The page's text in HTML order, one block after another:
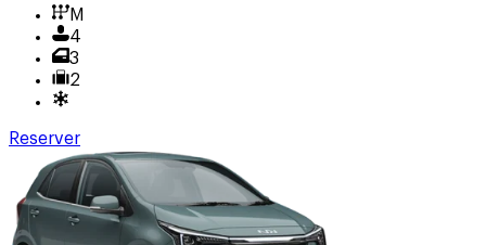
M
4
3
2
Reserver